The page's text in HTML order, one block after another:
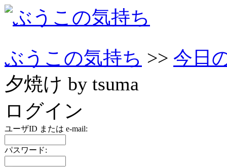
ぶうこの気持ち >> 今日
夕焼け by tsuma
ログイン
ユーザID または e-mail:
パスワード: